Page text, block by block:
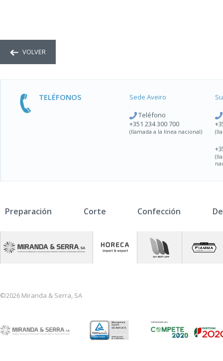
VOLVER
TELÉFONOS
Sede Aveiro
Teléfono
+351 234 300 700
(llamada a la línea nacional)
Preparación Corte Confección
©2026 Miranda & Serra, SA